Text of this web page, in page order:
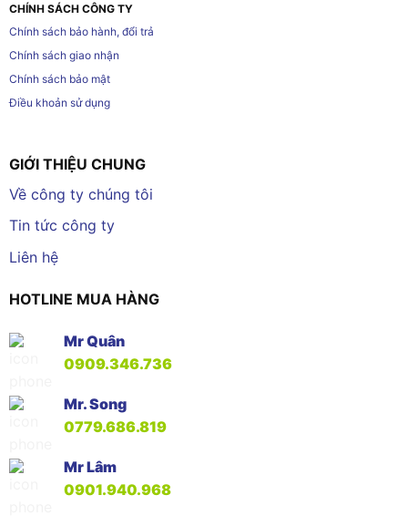
CHÍNH SÁCH CÔNG TY
Chính sách bảo hành, đổi trả
Chính sách giao nhận
Chính sách bảo mật
Điều khoản sử dụng
GIỚI THIỆU CHUNG
Về công ty chúng tôi
Tin tức công ty
Liên hệ
HOTLINE MUA HÀNG
Mr Quân
0909.346.736
Mr. Song
0779.686.819
Mr Lâm
0901.940.968